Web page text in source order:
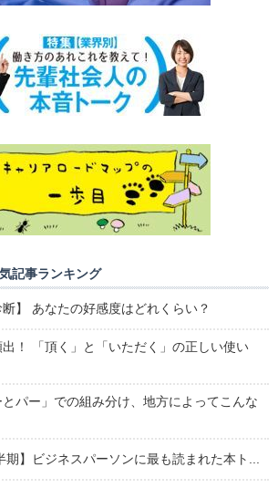
記事ランキング
断】 あなたの好感度はどれくらい？
出！ 「頂く」と「いただく」の正しい使い
パー」での組み分け、地方によってこんな
期】ビジネスパーソンに最も読まれた本ト...